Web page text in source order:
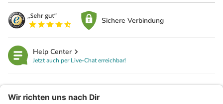
Sichere Verbindung
Help Center
Jetzt auch per Live-Chat erreichbar!